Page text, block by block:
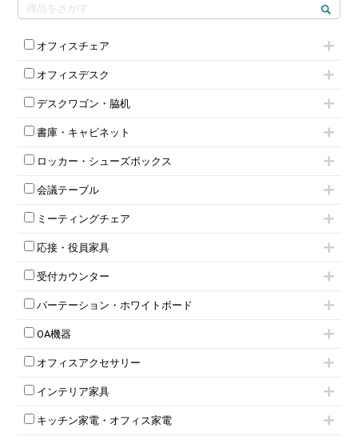
オフィスチェア
肘無しチェア
役員チェア
高級チェア（多機能チェア）
オフィスチェアその他
オフィスデスク
フリーアドレスデスク（ベンチデスク）
昇降デスク
オフィスデスクその他
両袖机
デスクワゴン・脇机
インワゴン2段
インワゴン3段
脇机
ワゴンその他
書庫・キャビネット
ハイキャビネット
ローキャビネット
両開きキャビネット
スチールキャビネット
上下連結キャビネット
軽量ラック（スチールラック）
収納家具その他
両開書庫
ラテラル書庫
ロッカー・シューズボックス
1人用ロッカー
2人用ロッカー
3人用ロッカー
4人用ロッカー
5人用ロッカー
8人用ロッカー
多人数ロッカー
ダイヤル錠ロッカー
ダイヤル錠ロッカー
ワードローブ・クローゼット
会議テーブル
スタッキングテーブル
ネスティングテーブル
幕板付テーブル
カウンターテーブル
T字脚テーブル
会議テーブルW1200～
会議テーブルW1800～
平行スタックテーブル
会議テーブルその他
ミーティングチェア
キャスター付きミーティングチェア
スタッキングミーティングチェア
テーブル付きミーティングチェア
ネスティングミーティングチェア
折りたたみミーティングチェア
ハイチェア
ミーティングチェアその他
応接・役員家具
応接セット
応接ソファ
応接チェア
応接テーブル
応接・役員家具その他
受付カウンター
ローカウンター
ラウンジカウンター
受付カウンターその他
パーテーション・ホワイトボード
パーテーション
自立タイプパーテーション
パーテーションその他
脚付ホワイトボード
壁掛けホワイトボード
ホワイトボードその他
OA機器
電話機（ビジネスフォン）
シュレッダー
プロジェクター
スクリーン
オフィスアクセサリー
チェア用台車
演台・講演台・演説台
防音パネル
個室ブース
インテリア家具
モールドチェア
ダイニングチェア
キッチン家電・オフィス家電